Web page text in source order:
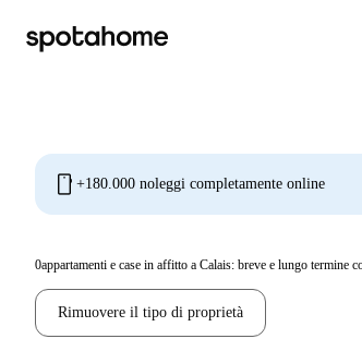
mobile +180.000 noleggi completamente online
0appartamenti e case in affitto a Calais: breve e lungo termine
Rimuovere il tipo di proprietà